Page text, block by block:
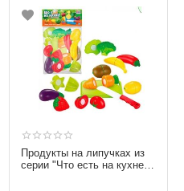
Продукты на липучках из
серии "Что есть на кухне?"